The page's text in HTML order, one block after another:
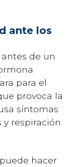
ante los
de un
para el
provoca la
síntomas
respiración
hacer